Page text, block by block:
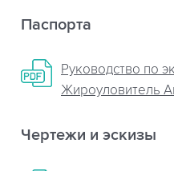
Паспорта
Руководство по
Жироуловитель
Чертежи и эскизы